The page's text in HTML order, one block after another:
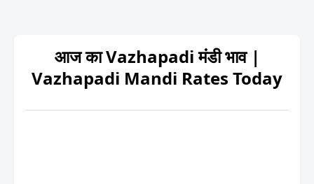
आज का Vazhapadi मंडी भाव |
Vazhapadi Mandi Rates Today